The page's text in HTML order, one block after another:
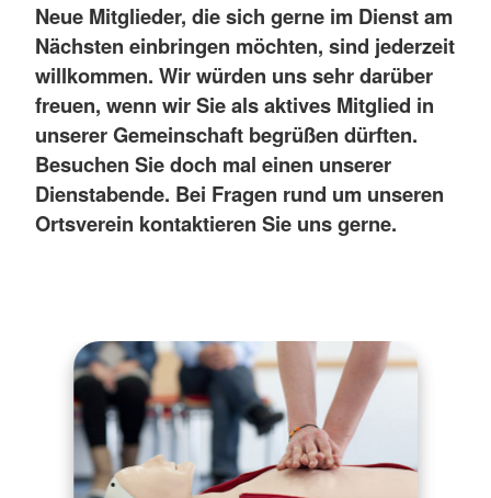
Neue Mitglieder, die sich gerne im Dienst am
Nächsten einbringen möchten, sind jederzeit
willkommen. Wir würden uns sehr darüber
freuen, wenn wir Sie als aktives Mitglied in
unserer Gemeinschaft begrüßen dürften.
Besuchen Sie doch mal einen unserer
Dienstabende. Bei Fragen rund um unseren
Ortsverein kontaktieren Sie uns gerne.